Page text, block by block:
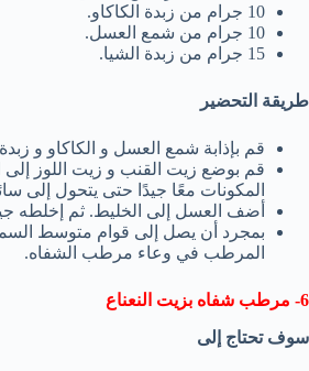
10 جرام من زبدة الكاكاو.
10 جرام من شمع العسل.
15 جرام من زبدة الشيا.
طريقة التحضير
قم بإذابة شمع العسل و الكاكاو و
قم بوضع زيت القنب و زيت اللوز إلى
المكونات معًا جيدًا حتى يتحول إلى
أضف العسل إلى الخليط. ثم إخلطه
بمجرد أن يصل إلى قوام متوسط
المرطب في وعاء مرطب الشفاه.
6- مرطب شفاه بزيت النعناع
سوف تحتاج إلى